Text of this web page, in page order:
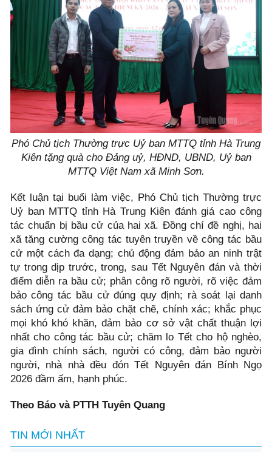
Phó Chủ tịch Thường trực Uỷ ban MTTQ tỉnh Hà Trung
Kiên tặng quà cho Đảng uỷ, HĐND, UBND, Uỷ ban
MTTQ Việt Nam xã Minh Sơn.
Kết luận tại buổi làm việc, Phó Chủ tịch Thường trực
Uỷ ban MTTQ tỉnh Hà Trung Kiên đánh giá cao công
tác chuẩn bị bầu cử của hai xã. Đồng chí đề nghị, hai
xã tăng cường công tác tuyên truyền về công tác bầu
cử một cách đa dạng; chủ động đảm bảo an ninh trật
tự trong dịp trước, trong, sau Tết Nguyên đán và thời
điểm diễn ra bầu cử; phân công rõ người, rõ việc đảm
bảo công tác bầu cử đúng quy định; rà soát lại danh
sách ứng cử đảm bảo chặt chẽ, chính xác; khắc phục
mọi khó khó khăn, đảm bảo cơ sở vật chất thuận lợi
nhất cho công tác bầu cử; chăm lo Tết cho hộ nghèo,
gia đình chính sách, người có công, đảm bảo người
người, nhà nhà đều đón Tết Nguyên đán Bính Ngọ
2026 đầm ấm, hạnh phúc.
Theo Báo và PTTH Tuyên Quang
TIN MỚI NHẤT